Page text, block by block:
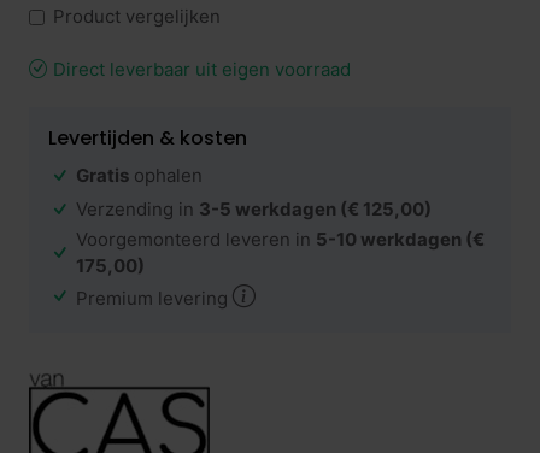
Product vergelijken
Direct leverbaar uit eigen voorraad
Levertijden & kosten
Gratis ophalen
Verzending in 3-5 werkdagen (€ 125,00)
Voorgemonteerd leveren in 5-10 werkdagen (€
175,00)
Premium levering